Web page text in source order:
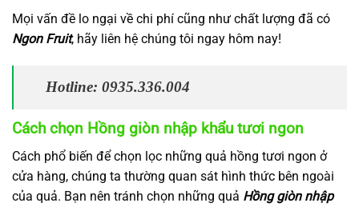
Mọi vấn đề lo ngại về chi phí cũng như chất lượng đã có
Ngon Fruit, hãy liên hệ chúng tôi ngay hôm nay!
Hotline: 0935.336.004
Cách chọn Hồng giòn nhập khẩu tươi ngon
Cách phổ biến để chọn lọc những quả hồng tươi ngon ở
cửa hàng, chúng ta thường quan sát hình thức bên ngoài
của quả. Bạn nên tránh chọn những quả Hồng giòn nhập